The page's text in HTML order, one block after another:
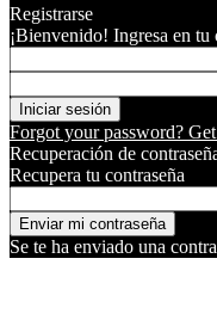
Registrarse
¡Bienvenido! Ingresa en tu
Forgot your password?
Recuperación de
Recupera tu contraseña
Se te ha enviado una